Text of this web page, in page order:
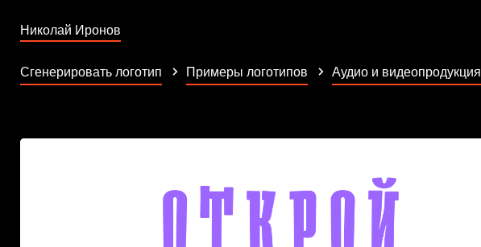
Николай Иронов
Сгенерировать логотип Примеры логотипов Аудио и видеопродукция